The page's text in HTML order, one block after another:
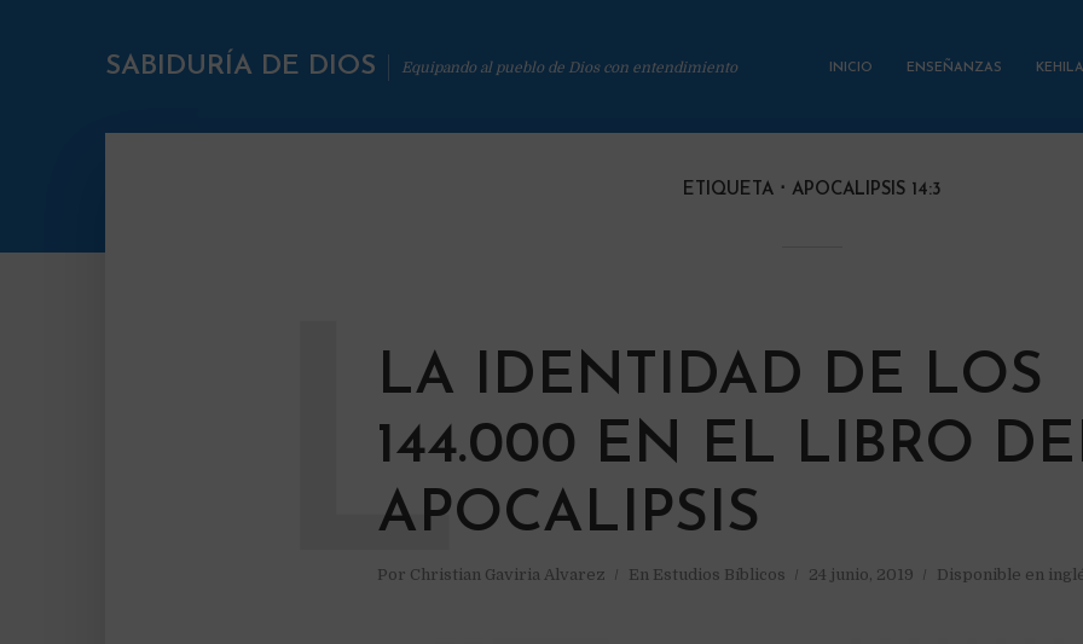
SABIDURÍA DE DIOS Equipando al pueblo de Dios con entendimiento INICIO ENSEÑANZAS
ETIQUETA APOCALIPSIS 14:3
LA IDENTIDAD DE LOS
144.000 EN EL LIBRO
APOCALIPSIS
Por Christian Gaviria Alvarez En Estudios Bíblicos 24 junio, 2019 Disponible en
L